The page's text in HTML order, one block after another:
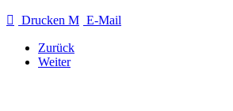
Drucken E-Mail
Zurück
Weiter